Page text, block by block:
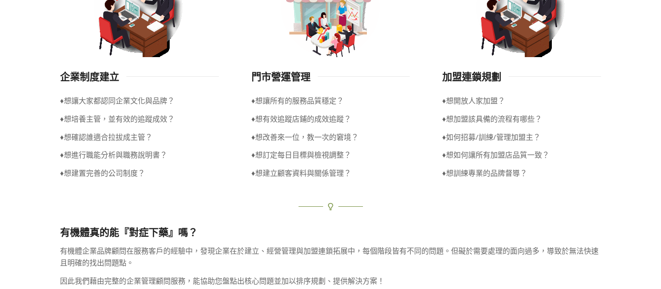
企業制度建立
♦想讓大家都認同企業文化與品牌？
♦想培養主管，並有效的追蹤成效？
♦想確認誰適合拉拔成主管？
♦想進行職能分析與職務說明書？
♦想建置完善的公司制度？
門市營運管理
♦想讓所有的服務品質穩定？
♦想有效追蹤店鋪的成效追蹤？
♦想改善來一位，教一次的窘境？
♦想訂定每日目標與檢視調整？
♦想建立顧客資料與關係管理？
加盟連鎖規劃
♦想開放人家加盟？
♦想加盟該具備的流程有哪些？
♦如何招募/訓練/管理加盟主？
♦想如何讓所有加盟店品質一致？
♦想訓練專業的品牌督導？
有機體真的能『對症下藥』嗎？
有機體企業品牌顧問在服務客戶的經驗中，發現企業在於建立、經營管理與加盟連鎖拓展中，每個階段皆有不同的問題。但礙於需要處理的面向過多，導致於無法快速
且明確的找出問題點。
因此我們藉由完整的企業管理顧問服務，能協助您盤點出核心問題並加以排序規劃、提供解決方案！